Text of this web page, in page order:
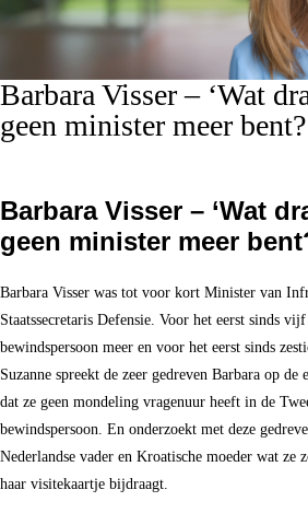
Barbara Visser – ‘Wat
geen minister meer
Barbara Visser – ‘Wat
geen minister meer
Barbara Visser was tot voor kort Minister van
Staatssecretaris Defensie. Voor het eerst sinds
bewindspersoon meer en voor het eerst sinds
Suzanne spreekt de zeer gedreven Barbara op de
dat ze geen mondeling vragenuur heeft in de
bewindspersoon. En onderzoekt met deze
Nederlandse vader en Kroatische moeder wat ze
haar visitekaartje bijdraagt.